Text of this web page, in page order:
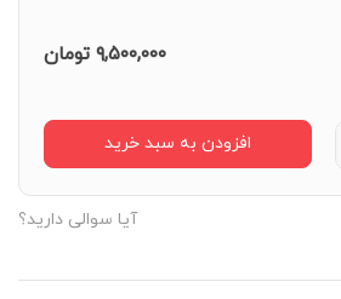
۹,۵۰۰,۰۰۰ تومان
افزودن به سبد خرید
آیا سوالی دارید؟